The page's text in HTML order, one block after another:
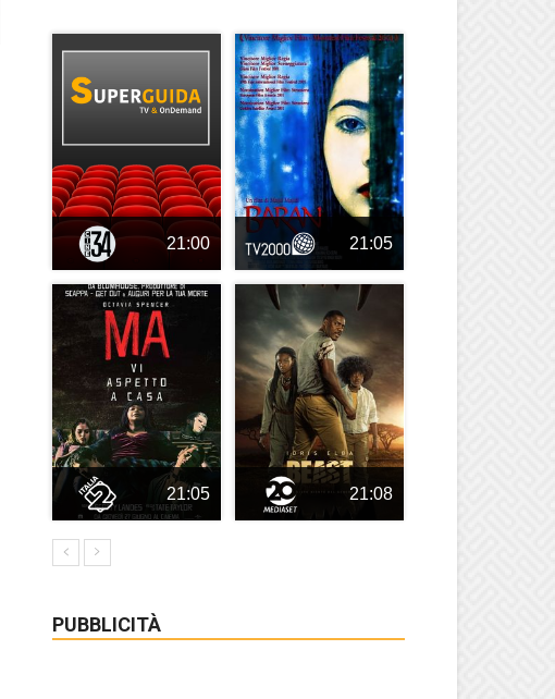
21:00 21:05
21:05 21:08
PUBBLICITÀ